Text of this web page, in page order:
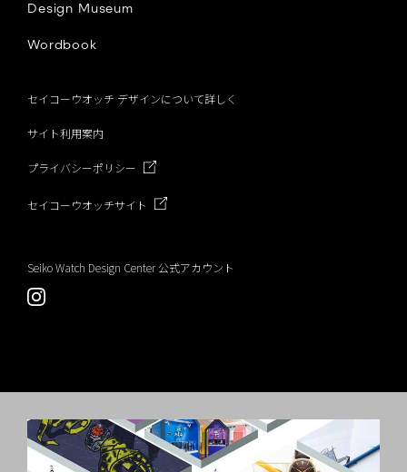
Design Museum
Wordbook
セイコーウオッチ デザインについて詳しく
サイト利用案内
プライバシーポリシー
セイコーウオッチサイト
Seiko Watch Design Center 公式アカウント